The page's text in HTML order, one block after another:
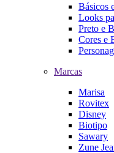
Básicos
Looks
Preto e
Cores e
Marcas
Marisa
Rovitex
Disney
Biotipo
Sawary
Zune